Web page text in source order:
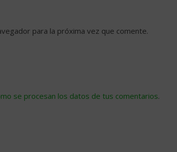
para la próxima vez que comente.
se procesan los datos de tus comentarios.